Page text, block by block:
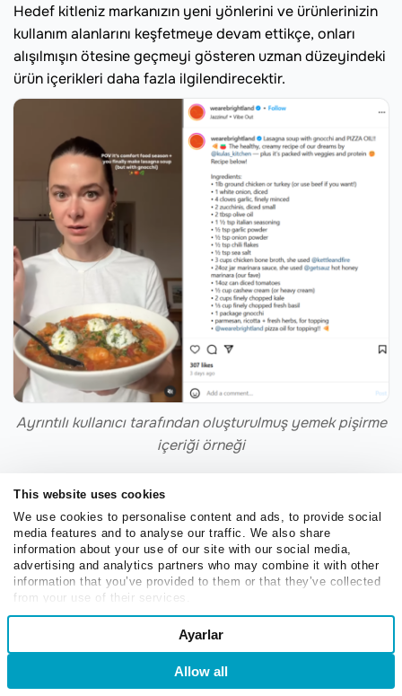
This website uses cookies
We use cookies to personalise content and ads, to provide social
media features and to analyse our traffic. We also share
information about your use of our site with our social media,
advertising and analytics partners who may combine it with other
information that you’ve provided to them or that they’ve collected
from your use of their services.
Consent
Preferences
Ayarlar
Allow all
Hedef kitleniz markanızın yeni yönlerini ve ürünlerinizin
kullanım alanlarını keşfetmeye devam ettikçe, onları
alışılmışın ötesine geçmeyi gösteren uzman düzeyindeki
ürün içerikleri daha fazla ilgilendirecektir.
Ayrıntılı kullanıcı tarafından oluşturulmuş yemek pişirme
içeriği örneği
Bu tür içerikler oluşturmanın bir yolu, dışarıdan bir
uzman işe alıp stüdyoda çekim yapmaktır. Bir diğer yol
ise, markanızın ürün dünyasını zaten iyi bilen ve çalışma
süreçlerini doğal ortamlarında kaydedebilecek en sadık
elçileriyle iş birliği yapmaktır.
Birçok işletme, sosyal medyada kullanılabilecek yeni
UGC örneklerini sürekli olarak bulmakta zorlanıyor. Eğer